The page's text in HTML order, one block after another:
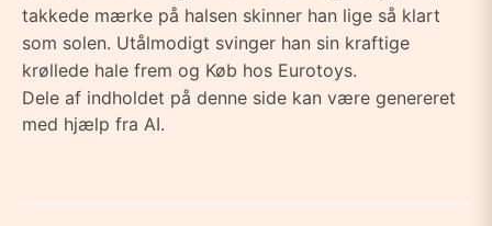
takkede mærke på halsen skinner han lige så klart
som solen. Utålmodigt svinger han sin kraftige
krøllede hale frem og Køb hos Eurotoys.
Dele af indholdet på denne side kan være genereret
med hjælp fra AI.